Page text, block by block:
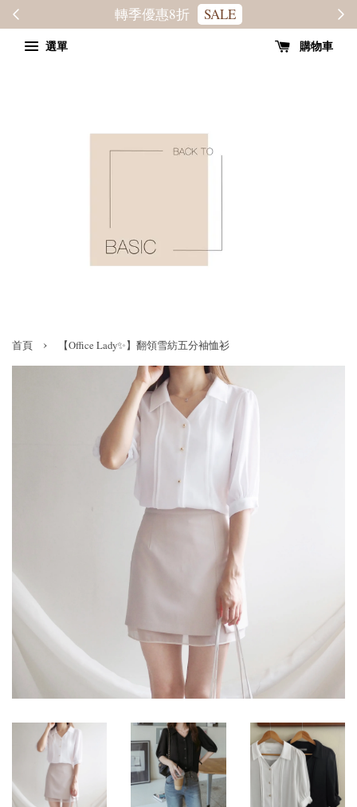
轉季優惠8折 SALE
選單 購物車
首頁 › 【Office Lady✨】翻領雪紡五分袖恤衫